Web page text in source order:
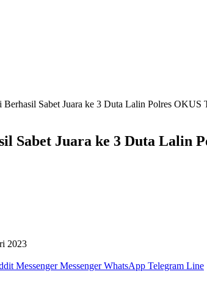
Sabet Juara ke 3 Duta Lalin Polres OKUS
Sabet Juara ke 3 Duta Lalin
2023
Messenger Messenger WhatsApp Telegram Line